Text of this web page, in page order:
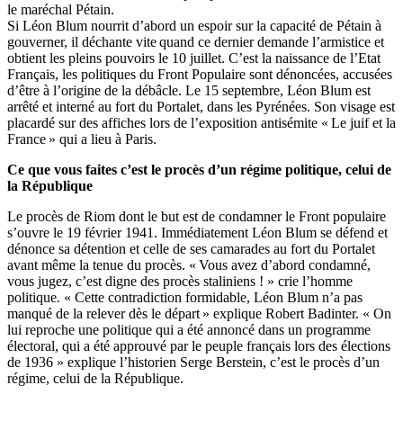
le maréchal Pétain.
Si Léon Blum nourrit d’abord un espoir sur la capacité de Pétain à
gouverner, il déchante vite quand ce dernier demande l’armistice et
obtient les pleins pouvoirs le 10 juillet. C’est la naissance de l’Etat
Français, les politiques du Front Populaire sont dénoncées, accusées
d’être à l’origine de la débâcle. Le 15 septembre, Léon Blum est
arrêté et interné au fort du Portalet, dans les Pyrénées. Son visage est
placardé sur des affiches lors de l’exposition antisémite « Le juif et la
France » qui a lieu à Paris.
Ce que vous faites c’est le procès d’un régime politique, celui de
la République
Le procès de Riom dont le but est de condamner le Front populaire
s’ouvre le 19 février 1941. Immédiatement Léon Blum se défend et
dénonce sa détention et celle de ses camarades au fort du Portalet
avant même la tenue du procès. « Vous avez d’abord condamné,
vous jugez, c’est digne des procès staliniens ! » crie l’homme
politique. « Cette contradiction formidable, Léon Blum n’a pas
manqué de la relever dès le départ » explique Robert Badinter. « On
lui reproche une politique qui a été annoncé dans un programme
électoral, qui a été approuvé par le peuple français lors des élections
de 1936 » explique l’historien Serge Berstein, c’est le procès d’un
régime, celui de la République.